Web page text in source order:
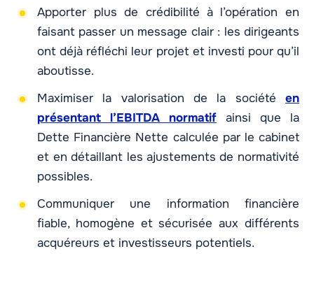
Apporter plus de crédibilité à l’opération en
faisant passer un message clair : les dirigeants
ont déjà réfléchi leur projet et investi pour qu’il
aboutisse.
Maximiser la valorisation de la société en
présentant l’EBITDA normatif ainsi que la
Dette Financière Nette calculée par le cabinet
et en détaillant les ajustements de normativité
possibles.
Communiquer une information financière
fiable, homogène et sécurisée aux différents
acquéreurs et investisseurs potentiels.